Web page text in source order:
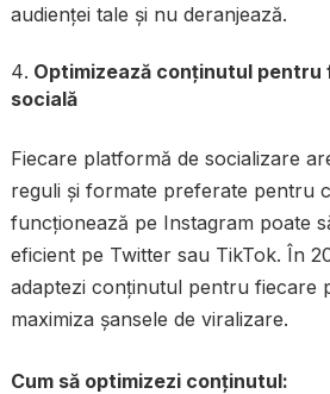
audienței tale și nu deranjează.
Optimizează conținutul
socială
Fiecare platformă de socializare
reguli și formate preferate pentru
funcționează pe Instagram poate
eficient pe Twitter sau TikTok. În
adaptezi conținutul pentru fiecare
maximiza șansele de viralizare.
Cum să optimizezi conținutul: